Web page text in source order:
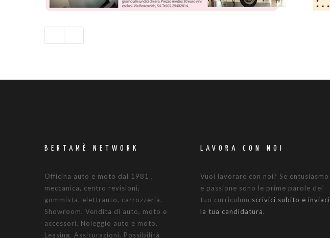
BERTAMÈ NETWORK
Officina auto e moto dal 1981 ,
meccanica, centro revisioni,
gommista, elettrauto, carrozzeria.
Showroom. Vendita di auto, moto e
accessori. Noleggio auto e moto.
Leasing. Assicurazioni. Possibilità
LAVORA CON NOI
Vuoi lavorare con noi? Se entusiasmo
e passione sono le prime parole del
tuo curriculum scrivici subito e inviaci
la tua candidatura.